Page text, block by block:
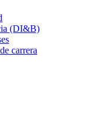
(DI&B)
carrera